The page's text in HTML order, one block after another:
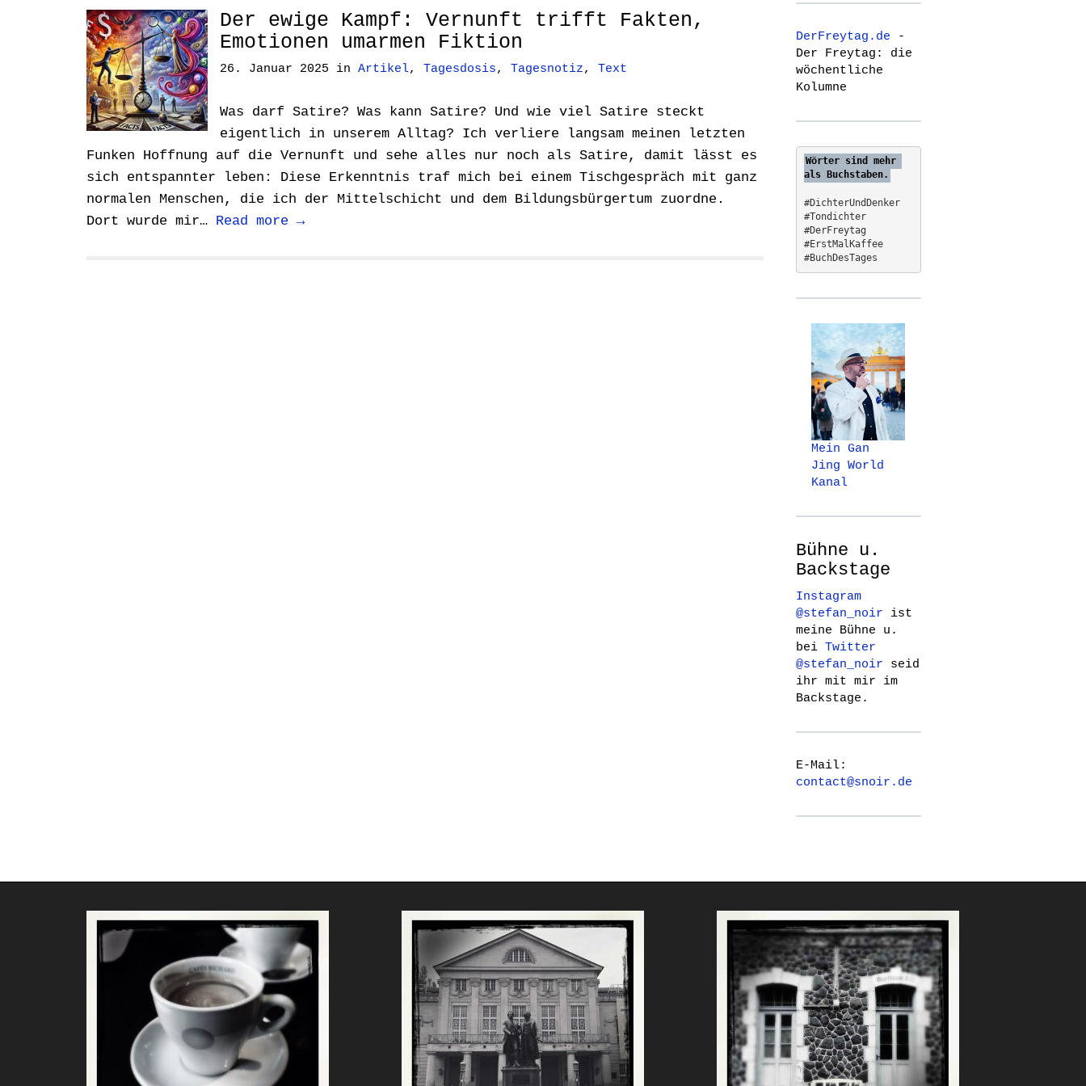
Der ewige Kampf: Vernunft trifft Fakten,
Emotionen umarmen Fiktion
26. Januar 2025 in Artikel, Tagesdosis, Tagesnotiz, Text
Was darf Satire? Was kann Satire? Und wie viel Satire steckt
eigentlich in unserem Alltag? Ich verliere langsam meinen letzten
Funken Hoffnung auf die Vernunft und sehe alles nur noch als Satire, damit lässt es
sich entspannter leben: Diese Erkenntnis traf mich bei einem Tischgespräch mit ganz
normalen Menschen, die ich der Mittelschicht und dem Bildungsbürgertum zuordne.
Dort wurde mir… Read more →
r
h
f
o
r
DerFreytag.de -
Der Freytag: die
wöchentliche
Kolumne
Wörter sind mehr
als Buchstaben.
#DichterUndDenker
#Tondichter
#DerFreytag
#ErstMalKaffee
#BuchDesTages
Mein Gan
Jing World
Kanal
Bühne u.
Backstage
Instagram
@stefan_noir ist
meine Bühne u.
bei Twitter
@stefan_noir seid
ihr mit mir im
Backstage.
E-Mail:
contact@snoir.de